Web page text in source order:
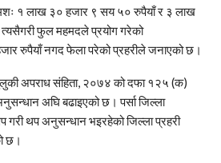
१ लाख ३० हजार ९ सय ५० रुपैयाँ र ३ लाख
त्यसैगरी फुल महमदले प्रयोग गरेको
रुपैयाँ नगद फेला परेको प्रहरीले जनाएको छ।
अपराध संहिता, २०७४ को दफा १२५ (क)
अघि बढाइएको छ। पर्सा जिल्ला
गरी थप अनुसन्धान भइरहेको जिल्ला प्रहरी
छ।